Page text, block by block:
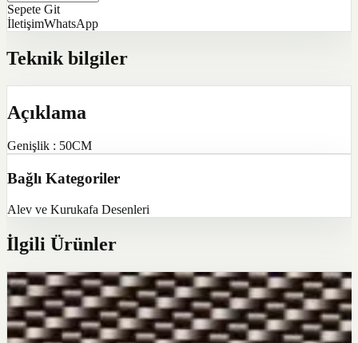
Sepete Git
İletişimWhatsApp
Teknik bilgiler
Açıklama
Genişlik : 50CM
Bağlı Kategoriler
Alev ve Kurukafa Desenleri
İlgili Ürünler